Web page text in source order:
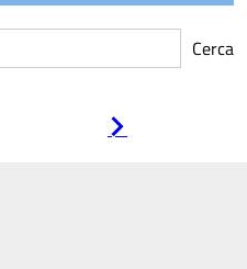
Cerca